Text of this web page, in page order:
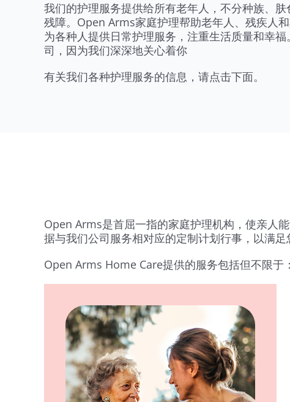
我们的护理服务提供给所有老年人，不分种族、
残障。Open Arms家庭护理帮助老年人、残疾人
为各种人提供日常护理服务，注重生活质量和幸
司，因为我们深深地关心着你
有关我们各种护理服务的信息，请点击下面。
Open Arms是首屈一指的家庭护理机构，使亲人
据与我们公司服务相对应的定制计划行事，以满
Open Arms Home Care提供的服务包括但不限于